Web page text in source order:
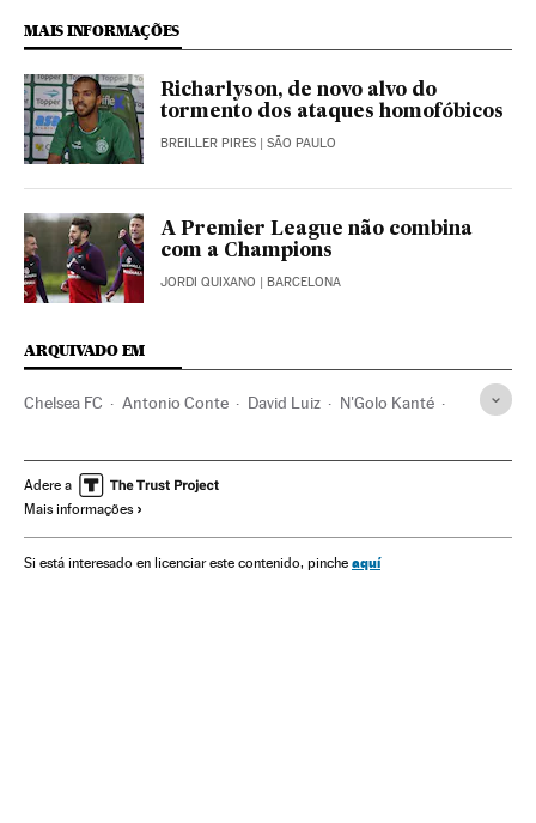
MAIS INFORMAÇÕES
Richarlyson, de novo alvo do
tormento dos ataques homofóbicos
BREILLER PIRES | SÃO PAULO
A Premier League não combina
com a Champions
JORDI QUIXANO | BARCELONA
ARQUIVADO EM
Chelsea FC Antonio Conte David Luiz N'Golo Kanté
Brasil
Adere a
Mais informações
Si está interesado en licenciar este contenido, pinche aquí